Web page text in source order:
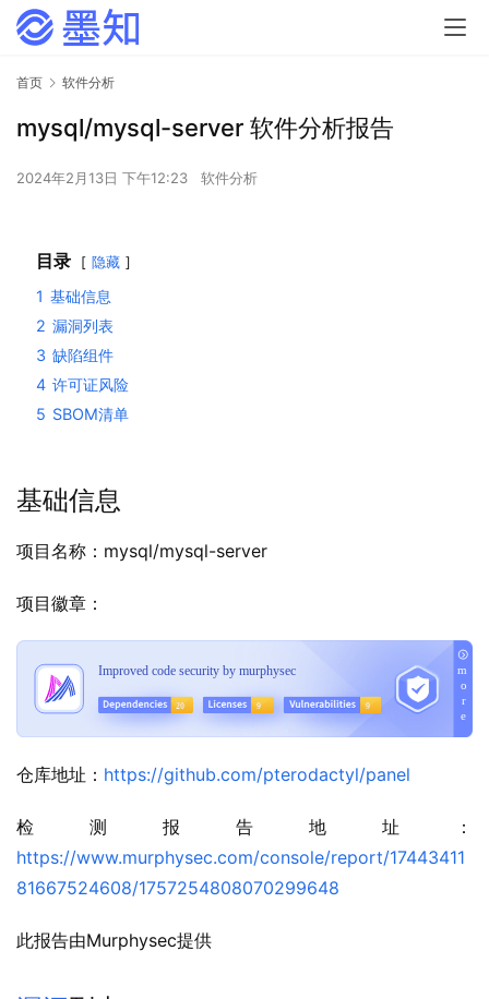
首页 软件分析
mysql/mysql-server 软件分析报告
2024年2月13日 下午12:23 软件分析
目录 隐藏
1 基础信息
2 漏洞列表
3 缺陷组件
4 许可证风险
5 SBOM清单
基础信息
项目名称：mysql/mysql-server
项目徽章：
仓库地址： https://github.com/pterodactyl/panel
检测报告地址：
https://www.murphysec.com/console/report/17443411
81667524608/1757254808070299648
此报告由Murphysec提供